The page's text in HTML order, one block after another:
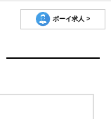
ボーイ求人 >